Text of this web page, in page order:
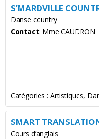
S’MARDVILLE
Danse country
Contact: Mme CAUDRON
Catégories : Artistiques,
SMART
Cours d’anglais